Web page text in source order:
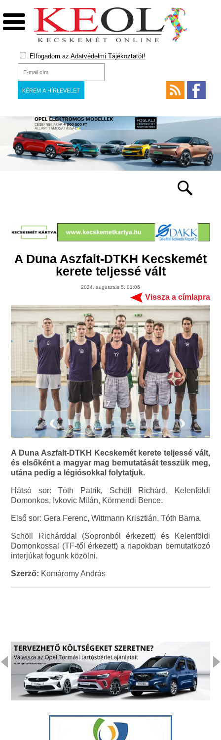
Elfogadom az Adatvédelmi Tájékoztatót!
A Duna Aszfalt-DTKH Kecskemét
kerete teljessé vált
2024. augusztus 5. 01:06
Vissza a címlapra
A Duna Aszfalt-DTKH Kecskemét kerete teljessé vált,
és elsőként a magyar mag bemutatását tesszük meg,
utána pedig a légiósokkal folytatjuk.
Hátsó sor: Tóth Patrik, Schöll Richárd, Kelenföldi
Domonkos, Ivkovic Milán, Körmendi Bence.
Első sor: Gera Ferenc, Wittmann Krisztián, Tóth Barna.
Schöll Richárddal (Sopronból érkezett) és Kelenföldi
Domonkossal (TF-től érkezett) a napokban bemutatkozó
interjúkat fogunk közölni.
Szerző: Komáromy András